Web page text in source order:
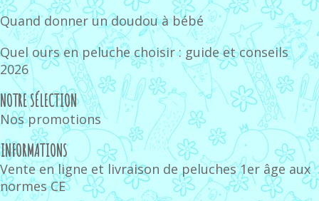
Quand donner un doudou à bébé
Quel ours en peluche choisir : guide et conseils
2026
NOTRE SÉLECTION
Nos promotions
INFORMATIONS
Vente en ligne et livraison de peluches 1er âge aux
normes CE